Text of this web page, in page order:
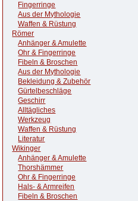
Fingerringe
Aus der Mythologie
Waffen & Rüstung
Römer
Anhänger & Amulette
Ohr & Fingerringe
Fibeln & Broschen
Aus der Mythologie
Bekleidung & Zubehör
Gürtelbeschläge
Geschirr
Alltägliches
Werkzeug
Waffen & Rüstung
Literatur
Wikinger
Anhänger & Amulette
Thorshämmer
Ohr & Fingerringe
Hals- & Armreifen
Fibeln & Broschen